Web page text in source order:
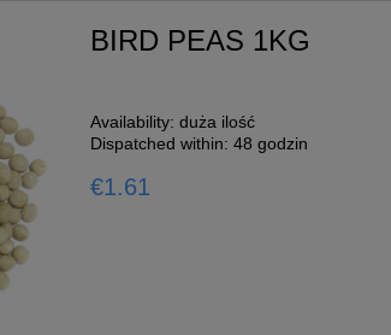
BIRD PEAS 1KG
Availability: duża ilość
Dispatched within: 48 godzin
€1.61